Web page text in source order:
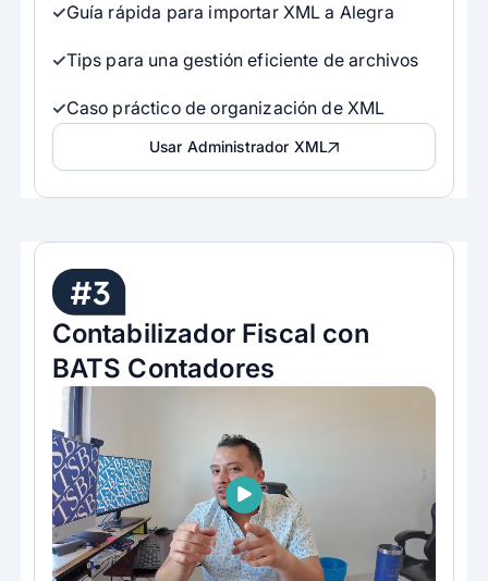
Guía rápida para importar XML a Alegra
Tips para una gestión eficiente de archivos
Caso práctico de organización de XML
Usar Administrador XML
#3
Contabilizador Fiscal con
BATS Contadores